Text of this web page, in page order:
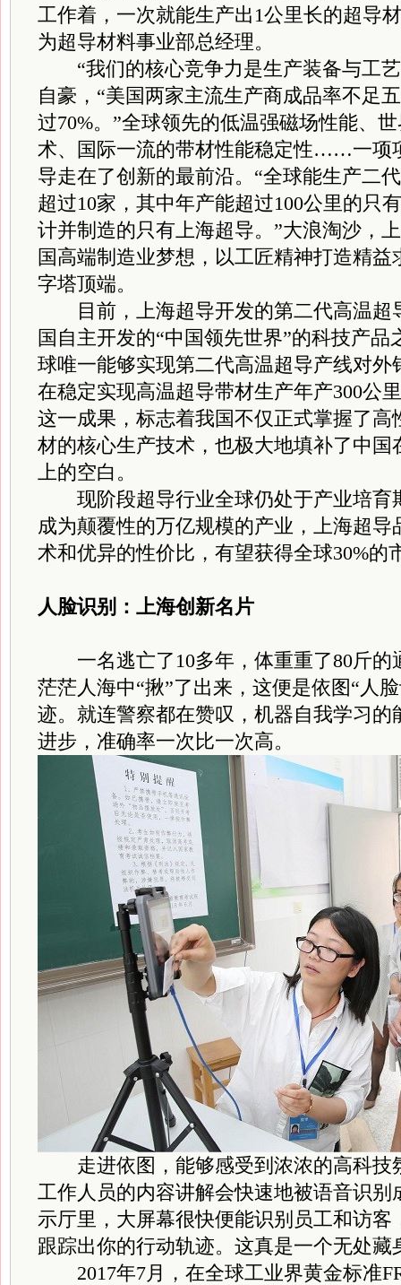
工作着，一次就能生产出1公里长的超导
为超导材料事业部总经理。
“我们的核心竞争力是生产装备与工艺
自豪，“美国两家主流生产商成品率不足
过70%。”全球领先的低温强磁场性能、
术、国际一流的带材性能稳定性……一项
导走在了创新的最前沿。“全球能生产二
超过10家，其中年产能超过100公里的只
计并制造的只有上海超导。”大浪淘沙，
国高端制造业梦想，以工匠精神打造精
字塔顶端。
目前，上海超导开发的第二代高温超
国自主开发的“中国领先世界”的科技产
球唯一能够实现第二代高温超导产线对外
在稳定实现高温超导带材生产年产300公
这一成果，标志着我国不仅正式掌握了高
材的核心生产技术，也极大地填补了中国
上的空白。
现阶段超导行业全球仍处于产业培育
成为颠覆性的万亿规模的产业，上海超导
术和优异的性价比，有望获得全球30%的
人脸识别：上海创新名片
一名逃亡了10多年，体重重了80斤的
茫茫人海中“揪”了出来，这便是依图“人
迹。就连警察都在赞叹，机器自我学习的
进步，准确率一次比一次高。
走进依图，能够感受到浓浓的高科技
工作人员的内容讲解会快速地被语音识别
示厅里，大屏幕很快便能识别员工和访客
跟踪出你的行动轨迹。这真是一个无处藏
2017年7月，在全球工业界黄金标准